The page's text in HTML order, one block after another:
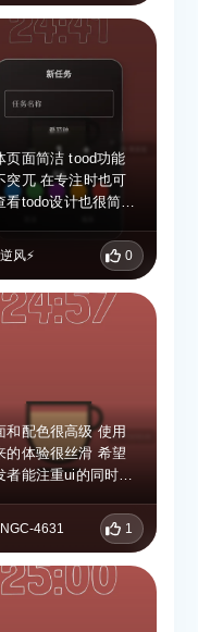
面简洁 tood功能
突兀 在专注时也可
看todo设计也很简洁
逆风⚡️ 0
和配色很高级 使用
的体验很丝滑 希望
者能注重ui的同时加
NGC-4631 1